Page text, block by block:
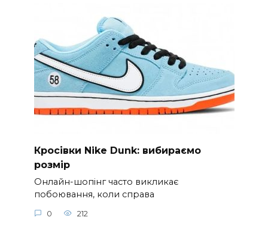
Кросівки Nike Dunk: вибираємо
розмір
Онлайн-шопінг часто викликає
побоювання, коли справа
0 212